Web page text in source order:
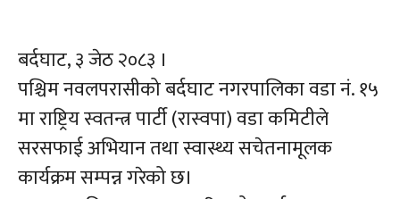
बर्दघाट, ३ जेठ २०८३ ।
पश्चिम नवलपरासीको बर्दघाट नगरपालिका वडा नं. १५
मा राष्ट्रिय स्वतन्त्र पार्टी (रास्वपा) वडा कमिटीले
सरसफाई अभियान तथा स्वास्थ्य सचेतनामूलक
कार्यक्रम सम्पन्न गरेको छ।